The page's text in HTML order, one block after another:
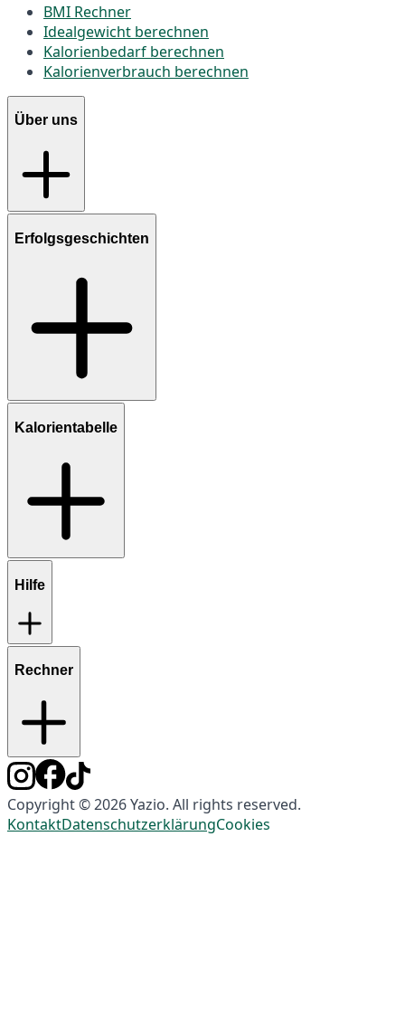
BMI Rechner
Idealgewicht berechnen
Kalorienbedarf berechnen
Kalorienverbrauch berechnen
Über uns
Erfolgsgeschichten
Kalorientabelle
Hilfe
Rechner
Copyright © 2026 Yazio. All rights reserved.
KontaktDatenschutzerklärungCookies